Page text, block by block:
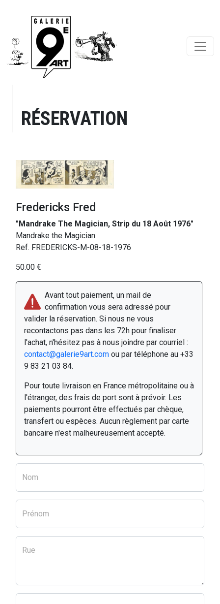
RÉSERVATION
Fredericks Fred
"Mandrake The Magician, Strip du 18 Août 1976"
Mandrake the Magician
Ref. FREDERICKS-M-08-18-1976
50.00 €
Avant tout paiement, un mail de
confirmation vous sera adressé pour
valider la réservation. Si nous ne vous
recontactons pas dans les 72h pour finaliser
l'achat, n'hésitez pas à nous joindre par courriel :
contact@galerie9art.com ou par téléphone au +33
9 83 21 03 84.
Pour toute livraison en France métropolitaine ou à
l'étranger, des frais de port sont à prévoir. Les
paiements pourront être effectués par chèque,
transfert ou espèces. Aucun règlement par carte
bancaire n'est malheureusement accepté.
Nom
Prénom
Rue